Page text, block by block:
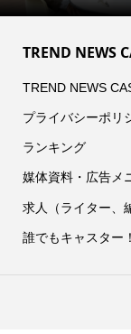
TREND NEWS
TREND NEWS
プライバシーポリ
ランキング
媒体資料・広告メ
求人（ライター、
誰でもキャスター